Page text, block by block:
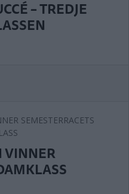
– TREDJE
VINNER